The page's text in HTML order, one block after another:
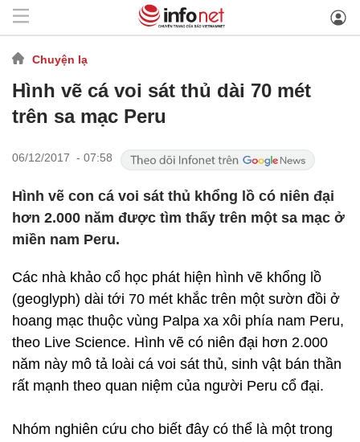
Chuyện lạ
Hình vẽ cá voi sát thủ dài 70 mét
trên sa mạc Peru
06/12/2017 - 07:58
Hình vẽ con cá voi sát thủ khổng lồ có niên đại
hơn 2.000 năm được tìm thấy trên một sa mạc ở
miền nam Peru.
Các nhà khảo cổ học phát hiện hình vẽ khổng lồ
(geoglyph) dài tới 70 mét khắc trên một sườn đồi ở
hoang mạc thuộc vùng Palpa xa xôi phía nam Peru,
theo Live Science. Hình vẽ có niên đại hơn 2.000
năm này mô tả loài cá voi sát thủ, sinh vật bán thần
rất mạnh theo quan niệm của người Peru cổ đại.
Nhóm nghiên cứu cho biết đây có thể là một trong